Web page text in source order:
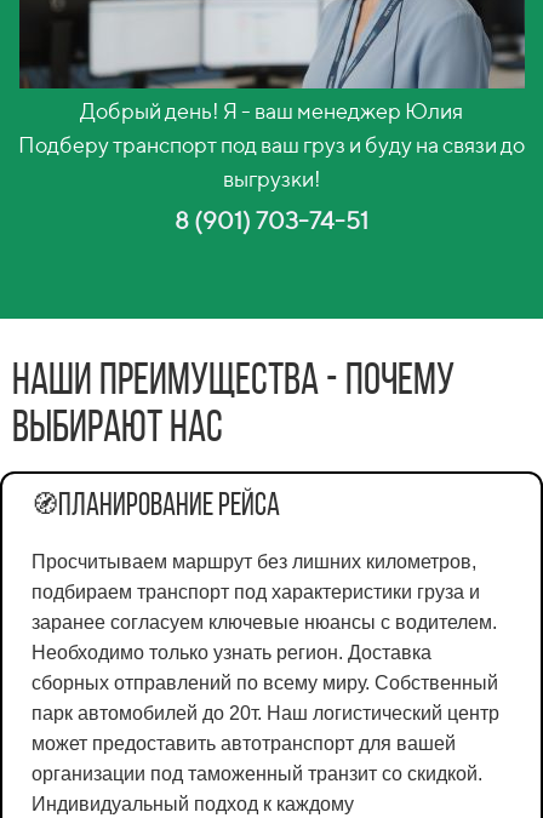
Добрый день! Я - ваш менеджер Юлия
Подберу транспорт под ваш груз и буду на связи до
выгрузки!
8 (901) 703-74-51
Наши преимущества - почему
выбирают нас
🧭Планирование рейса
Просчитываем маршрут без лишних километров,
подбираем транспорт под характеристики груза и
заранее согласуем ключевые нюансы с водителем.
Необходимо только узнать регион. Доставка
сборных отправлений по всему миру. Собственный
парк автомобилей до 20т. Наш логистический центр
может предоставить автотранспорт для вашей
организации под таможенный транзит со скидкой.
Индивидуальный подход к каждому